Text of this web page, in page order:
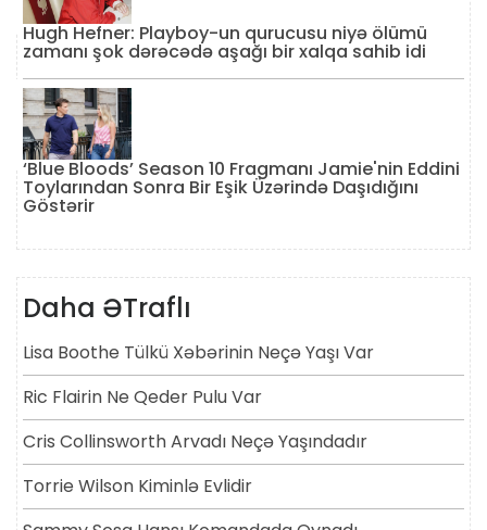
Hugh Hefner: Playboy-un qurucusu niyə ölümü
zamanı şok dərəcədə aşağı bir xalqa sahib idi
‘Blue Bloods’ Season 10 Fragmanı Jamie'nin Eddini
Toylarından Sonra Bir Eşik Üzərində Daşıdığını
Göstərir
Daha ƏTraflı
Lisa Boothe Tülkü Xəbərinin Neçə Yaşı Var
Ric Flairin Ne Qeder Pulu Var
Cris Collinsworth Arvadı Neçə Yaşındadır
Torrie Wilson Kiminlə Evlidir